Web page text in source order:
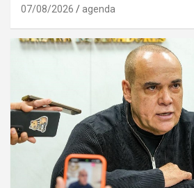
07/08/2026 agenda